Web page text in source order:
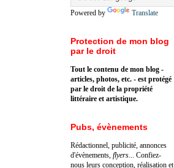
Powered by Translate
Protection de mon blog
par le droit
Tout le contenu de mon blog -
articles, photos, etc. - est protégé
par le droit de la propriété
littéraire et artistique.
Pubs, évènements
Rédactionnel, publicité, annonces
d'évènements, flyers ... Confiez-
nous leurs conception, réalisation et